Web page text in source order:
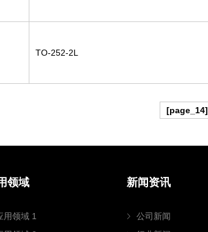
TO-252-2L
[page_14]
领域
用领域 1
新闻资讯
公司新闻